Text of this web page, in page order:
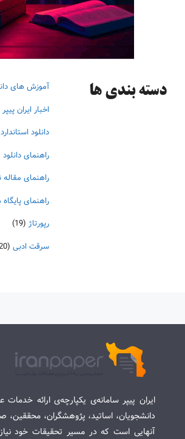
دسته‌ بندی ها آموزش های
اخبار ایران پیپر
دانلود استاندارد
راهنمای
راهنمای
راهنمای
رپورتاژ (19)
سرقت ادبی (20)
ایران پیپر سامانه‌ی یکپارچه‌ی ارائه
دانشجویان، اساتید، پژوهشگران، محققین،
آنهایی است که در مسیر تحقیقات خود